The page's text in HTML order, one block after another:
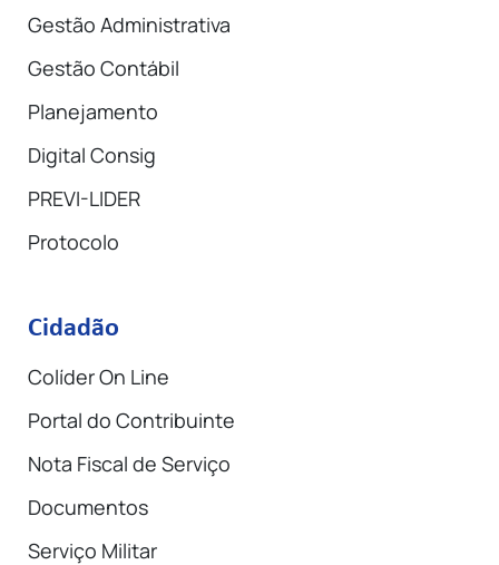
Gestão Administrativa
Gestão Contábil
Planejamento
Digital Consig
PREVI-LIDER
Protocolo
Cidadão
Colíder On Line
Portal do Contribuinte
Nota Fiscal de Serviço
Documentos
Serviço Militar